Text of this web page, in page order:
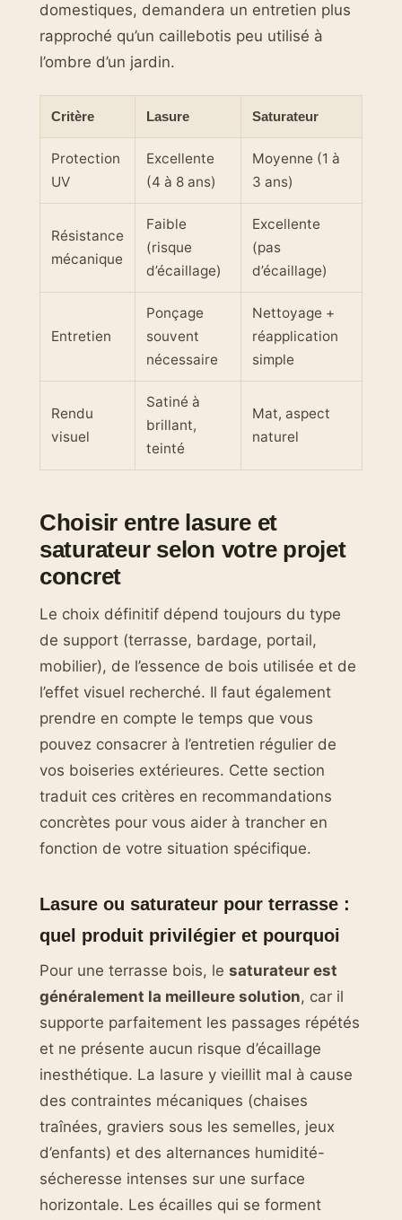
domestiques, demandera un entretien plus
rapproché qu’un caillebotis peu utilisé à
l’ombre d’un jardin.
Critère Lasure Saturateur
Protection
UV
Excellente
(4 à 8 ans)
Moyenne (1 à
3 ans)
Résistance
mécanique
Faible
(risque
d’écaillage)
Excellente
(pas
d’écaillage)
Entretien
Ponçage
souvent
nécessaire
Nettoyage +
réapplication
simple
Rendu
visuel
Satiné à
brillant,
teinté
Mat, aspect
naturel
Choisir entre lasure et
saturateur selon votre projet
concret
Le choix définitif dépend toujours du type
de support (terrasse, bardage, portail,
mobilier), de l’essence de bois utilisée et de
l’effet visuel recherché. Il faut également
prendre en compte le temps que vous
pouvez consacrer à l’entretien régulier de
vos boiseries extérieures. Cette section
traduit ces critères en recommandations
concrètes pour vous aider à trancher en
fonction de votre situation spécifique.
Lasure ou saturateur pour terrasse :
quel produit privilégier et pourquoi
Pour une terrasse bois, le saturateur est
généralement la meilleure solution, car il
supporte parfaitement les passages répétés
et ne présente aucun risque d’écaillage
inesthétique. La lasure y vieillit mal à cause
des contraintes mécaniques (chaises
traînées, graviers sous les semelles, jeux
d’enfants) et des alternances humidité-
sécheresse intenses sur une surface
horizontale. Les écailles qui se forment